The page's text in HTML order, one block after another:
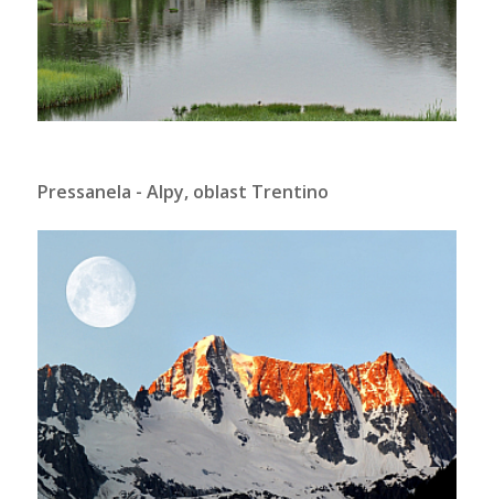
Pressanela - Alpy, oblast Trentino